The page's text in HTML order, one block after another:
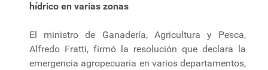
hídrico en varias zonas
El ministro de Ganadería, Agricultura y Pesca,
Alfredo Fratti, firmó la resolución que declara la
emergencia agropecuaria en varios departamentos,